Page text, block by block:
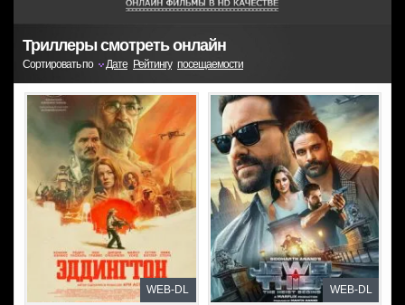
Триллеры смотреть онлайн
Сортировать по Дате Рейтингу посещаемости
WEB-DL
WEB-DL